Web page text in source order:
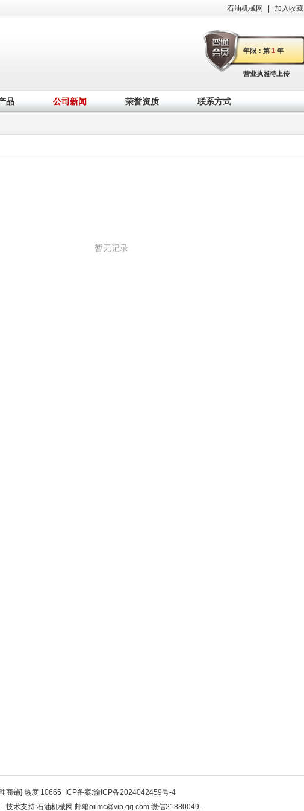
石油机械网 加入收藏
年限：第 1 年
营业执照待上传
品 公司新闻 荣誉资质 联系方式
暂无记录
商铺] 热度 10665 ICP备案:渝ICP备2024042459号-4
技术支持:石油机械网 邮箱oilmc@vip.qq.com 微信21880049.